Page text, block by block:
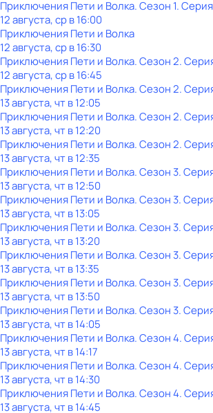
Приключения Пети и Волка. Сезон 1.
12 августа, ср в 16:00
Приключения Пети и Волка
12 августа, ср в 16:30
Приключения Пети и Волка. Сезон 2.
12 августа, ср в 16:45
Приключения Пети и Волка. Сезон 2.
13 августа, чт в 12:05
Приключения Пети и Волка. Сезон 2.
13 августа, чт в 12:20
Приключения Пети и Волка. Сезон 2.
13 августа, чт в 12:35
Приключения Пети и Волка. Сезон 3.
13 августа, чт в 12:50
Приключения Пети и Волка. Сезон 3.
13 августа, чт в 13:05
Приключения Пети и Волка. Сезон 3.
13 августа, чт в 13:20
Приключения Пети и Волка. Сезон 3.
13 августа, чт в 13:35
Приключения Пети и Волка. Сезон 3.
13 августа, чт в 13:50
Приключения Пети и Волка. Сезон 3.
13 августа, чт в 14:05
Приключения Пети и Волка. Сезон 4.
13 августа, чт в 14:17
Приключения Пети и Волка. Сезон 4.
13 августа, чт в 14:30
Приключения Пети и Волка. Сезон 4.
13 августа, чт в 14:45